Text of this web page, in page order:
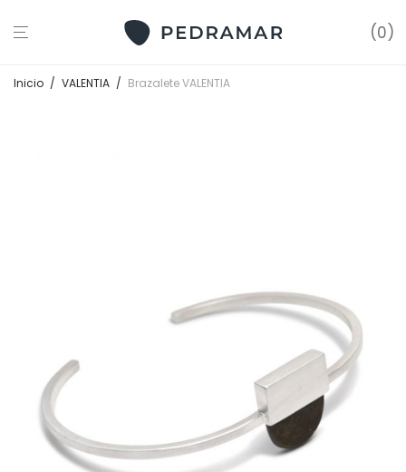
0
Inicio / VALENTIA / Brazalete VALENTIA